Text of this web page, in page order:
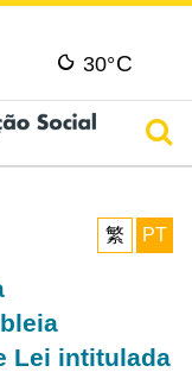
30°C
繁
PT
Lei intitulada